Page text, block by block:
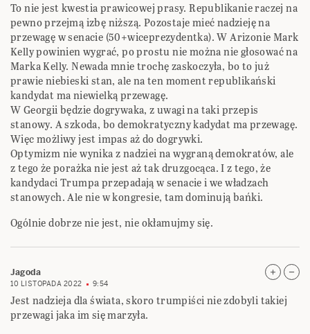
To nie jest kwestia prawicowej prasy. Republikanie raczej na
pewno przejmą izbę niższą. Pozostaje mieć nadzieję na
przewagę w senacie (50+wiceprezydentka). W Arizonie Mark
Kelly powinien wygrać, po prostu nie można nie głosować na
Marka Kelly. Newada mnie trochę zaskoczyła, bo to już
prawie niebieski stan, ale na ten moment republikański
kandydat ma niewielką przewagę.
W Georgii będzie dogrywaka, z uwagi na taki przepis
stanowy. A szkoda, bo demokratyczny kadydat ma przewagę.
Więc możliwy jest impas aż do dogrywki.
Optymizm nie wynika z nadziei na wygraną demokratów, ale
z tego że porażka nie jest aż tak druzgocąca. I z tego, że
kandydaci Trumpa przepadają w senacie i we władzach
stanowych. Ale nie w kongresie, tam dominują bańki.
Ogólnie dobrze nie jest, nie okłamujmy się.
Jagoda
10 LISTOPADA 2022 9:54
Jest nadzieja dla świata, skoro trumpiści nie zdobyli takiej
przewagi jaka im się marzyła.